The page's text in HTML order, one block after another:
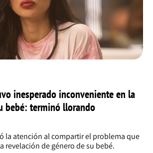
inesperado inconveniente en la
bebé: terminó llorando
la atención al compartir el problema que
revelación de género de su bebé.